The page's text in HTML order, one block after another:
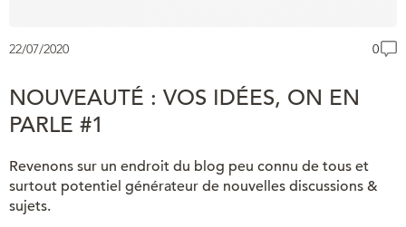
22/07/2020 0
NOUVEAUTÉ : VOS IDÉES, ON EN
PARLE #1
Revenons sur un endroit du blog peu connu de tous et
surtout potentiel générateur de nouvelles discussions &
sujets.